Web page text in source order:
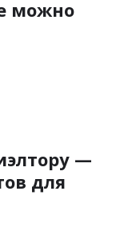
можно
—
для